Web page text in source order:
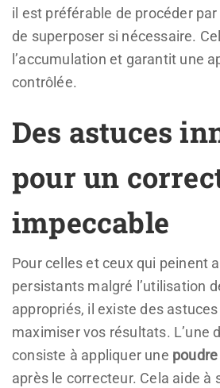
il est préférable de procéder
de superposer si nécessaire.
l’accumulation et garantit une
contrôlée.
Des astuces
pour un
impeccable
Pour celles et ceux qui peinent
persistants malgré l’utilisation
appropriés, il existe des
maximiser vos résultats. L’une
consiste à appliquer une
après le correcteur. Cela aide à